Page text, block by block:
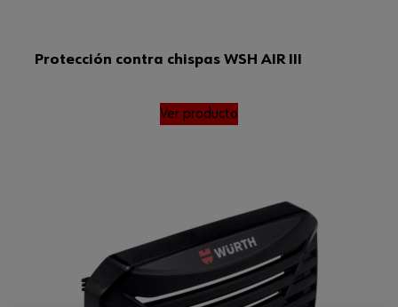
Protección contra chispas WSH AIR III
Ver producto